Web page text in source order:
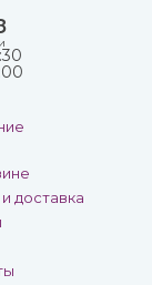
доставка